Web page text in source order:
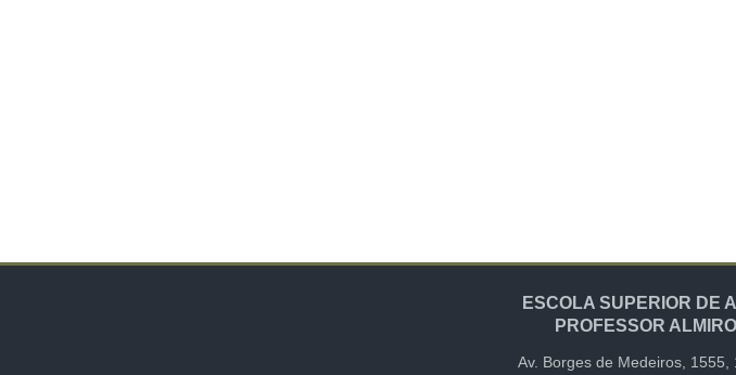
ESCOLA SUPERIOR DE
PROFESSOR
Av. Borges de Medeiros, 1555,